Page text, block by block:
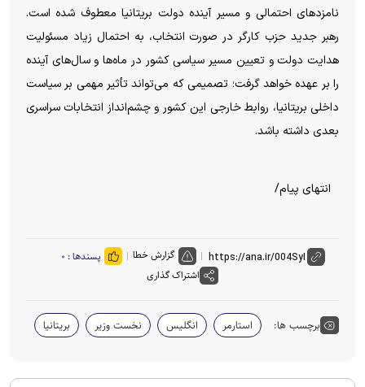
نامزد‌های احتمالی و مسیر آینده دولت بریتانیا معطوف شده است.
رهبر جدید حزب کارگر در صورت انتخاب، به احتمال زیاد مسئولیت
هدایت دولت و تعیین مسیر سیاسی کشور در ماه‌ها و سال‌های آینده
را بر عهده خواهد گرفت؛ تصمیمی که می‌تواند تأثیر مهمی بر سیاست
داخلی بریتانیا، روابط خارجی این کشور و چشم‌انداز انتخابات سراسری
بعدی داشته باشد.
انتهای پیام/
گزارش خطا پسندها : ۰
اشتراک گذاری
برچسب ها: استارمر انگلیس نخست وزیر بریتانیا